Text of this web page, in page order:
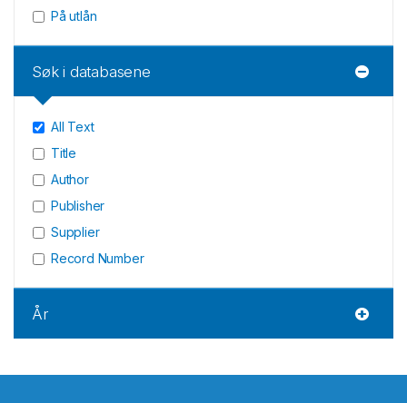
På utlån
Søk i databasene
All Text
Title
Author
Publisher
Supplier
Record Number
År